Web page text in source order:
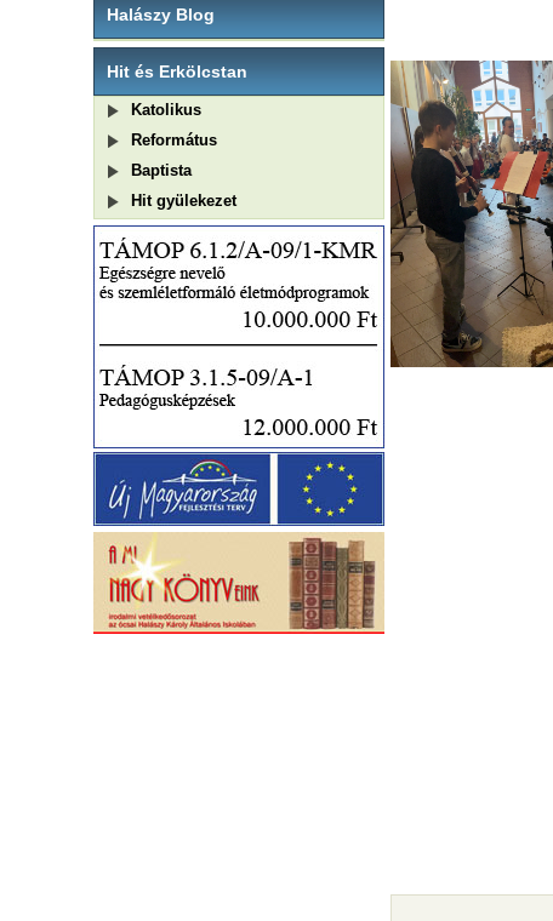
Halászy Blog
Hit és Erkölcstan
Katolikus
Református
Baptista
Hit gyülekezet